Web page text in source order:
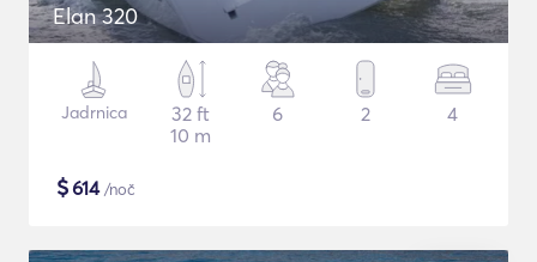
Elan 320
Jadrnica
32 ft
10 m
6 2 4
$614/noč